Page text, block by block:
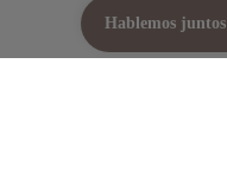
Hablemos juntos